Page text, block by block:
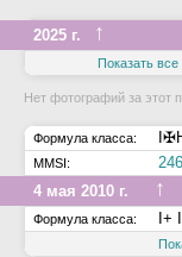
2025 г. ↑
Показать
Нет фотографий за этот
Формула класса:
MMSI:
4 мая 2010 г.
↑
Формула класса: I+